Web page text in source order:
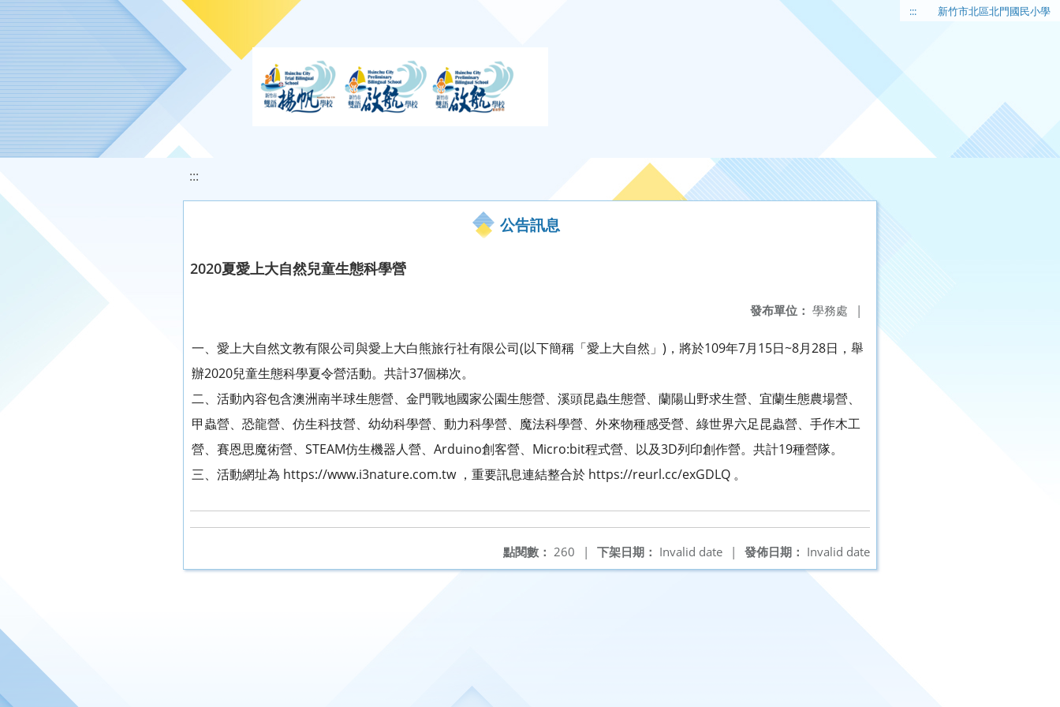
移至網頁之主要內容區位置 ::: 新竹市北區北門國民小學
:::
公告訊息
2020夏愛上大自然兒童生態科學營
發布單位： 學務處 |
一、愛上大自然文教有限公司與愛上大白熊旅行社有限公司(以下簡稱「愛上大自然」)，將於109年7月15日~8月28日，舉
辦2020兒童生態科學夏令營活動。共計37個梯次。
二、活動內容包含澳洲南半球生態營、金門戰地國家公園生態營、溪頭昆蟲生態營、蘭陽山野求生營、宜蘭生態農場營、
甲蟲營、恐龍營、仿生科技營、幼幼科學營、動力科學營、魔法科學營、外來物種感受營、綠世界六足昆蟲營、手作木工
營、賽恩思魔術營、STEAM仿生機器人營、Arduino創客營、Micro:bit程式營、以及3D列印創作營。共計19種營隊。
三、活動網址為 https://www.i3nature.com.tw ，重要訊息連結整合於 https://reurl.cc/exGDLQ 。
發佈日期： Invalid date
下架日期： Invalid date |
點閱數： 260 |